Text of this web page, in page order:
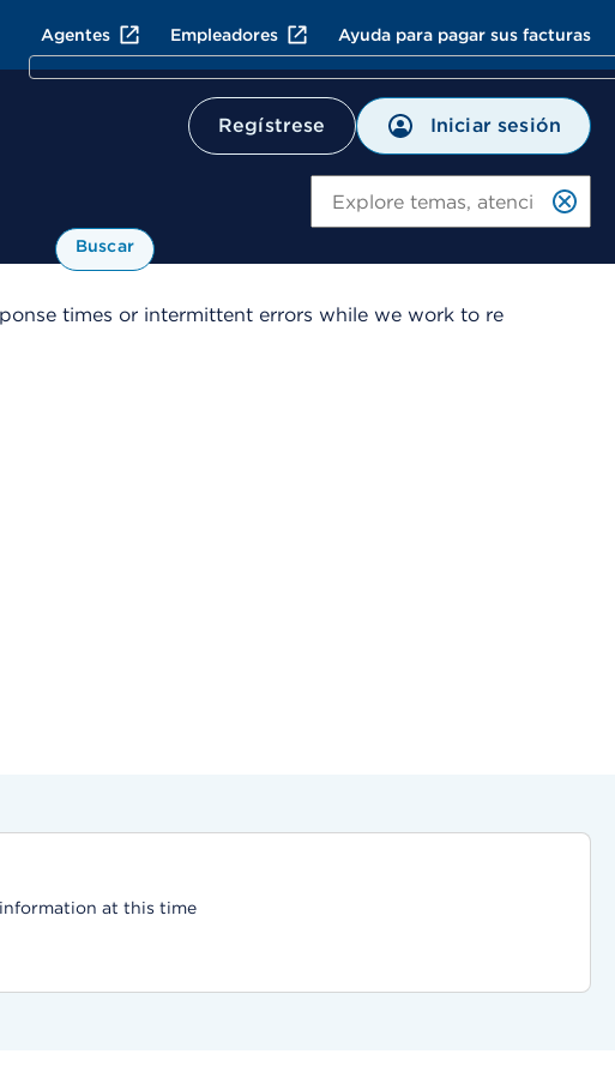
Agentes Empleadores Ayuda para pagar sus facturas
Regístrese Iniciar sesión
Buscar
times or intermittent errors while we work to re
at this time